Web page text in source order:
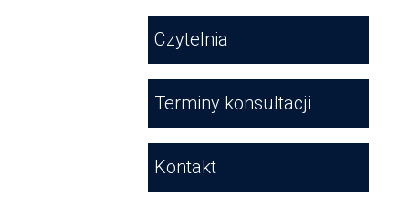
Czytelnia
Terminy konsultacji
Kontakt